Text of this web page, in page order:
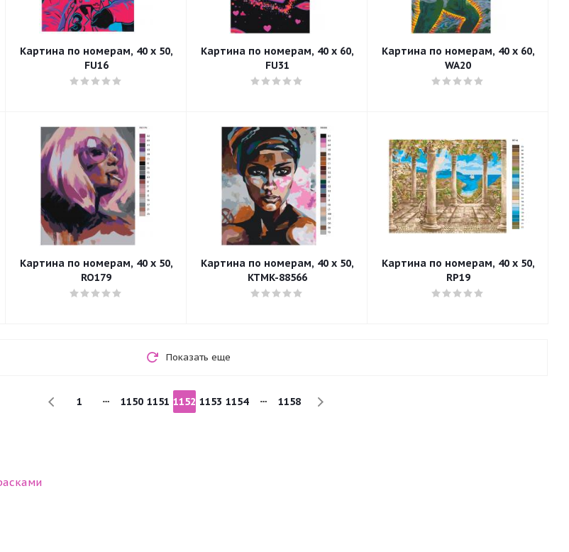
Картина по номерам, 40 x 50,
FU16
Картина по номерам, 40 x 60,
FU31
Картина по номерам, 40 x 60,
WA20
Картина по номерам, 40 x 50,
RO179
Картина по номерам, 40 x 50,
KTMK-88566
Картина по номерам, 40 x 50,
RP19
Показать еще
1 1150 1151 1152 1153 1154 1158